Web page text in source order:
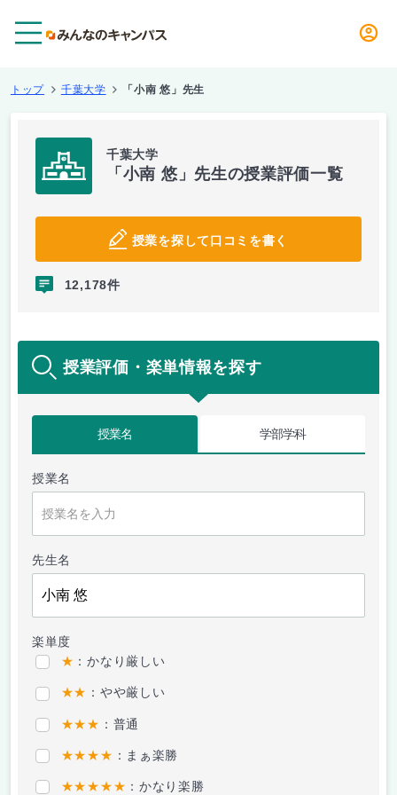
トップ 千葉大学 「小南 悠」先生
千葉大学
「小南 悠」先生の授業評価一覧
授業を探して口コミを書く
12,178件
授業評価・楽単情報を探す
授業名 学部学科
授業名
先生名
楽単度
★ ：かなり厳しい
★★ ：やや厳しい
★★★ ：普通
★★★★ ：まぁ楽勝
★★★★★ ：かなり楽勝